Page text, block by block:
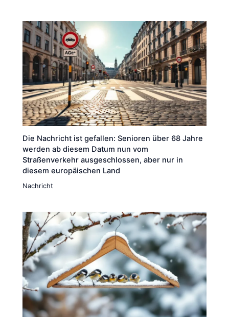
Die Nachricht ist gefallen: Senioren über 68 Jahre
werden ab diesem Datum nun vom
Straßenverkehr ausgeschlossen, aber nur in
diesem europäischen Land
Nachricht